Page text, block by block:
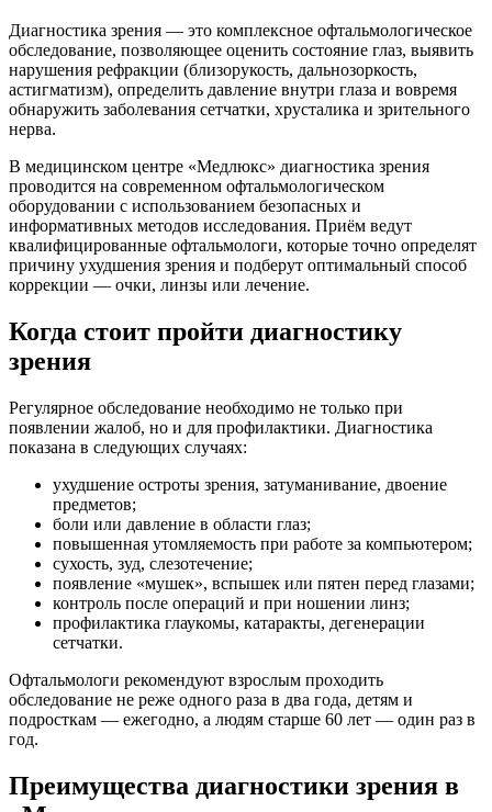
Диагностика зрения — это комплексное офтальмологическое
обследование, позволяющее оценить состояние глаз, выявить
нарушения рефракции (близорукость, дальнозоркость,
астигматизм), определить давление внутри глаза и вовремя
обнаружить заболевания сетчатки, хрусталика и зрительного
нерва.
В медицинском центре «Медлюкс» диагностика зрения
проводится на современном офтальмологическом
оборудовании с использованием безопасных и
информативных методов исследования. Приём ведут
квалифицированные офтальмологи, которые точно определят
причину ухудшения зрения и подберут оптимальный способ
коррекции — очки, линзы или лечение.
Когда стоит пройти диагностику
зрения
Регулярное обследование необходимо не только при
появлении жалоб, но и для профилактики. Диагностика
показана в следующих случаях:
ухудшение остроты зрения, затуманивание, двоение
предметов;
боли или давление в области глаз;
повышенная утомляемость при работе за компьютером;
сухость, зуд, слезотечение;
появление «мушек», вспышек или пятен перед глазами;
контроль после операций и при ношении линз;
профилактика глаукомы, катаракты, дегенерации
сетчатки.
Офтальмологи рекомендуют взрослым проходить
обследование не реже одного раза в два года, детям и
подросткам — ежегодно, а людям старше 60 лет — один раз в
год.
Преимущества диагностики зрения в